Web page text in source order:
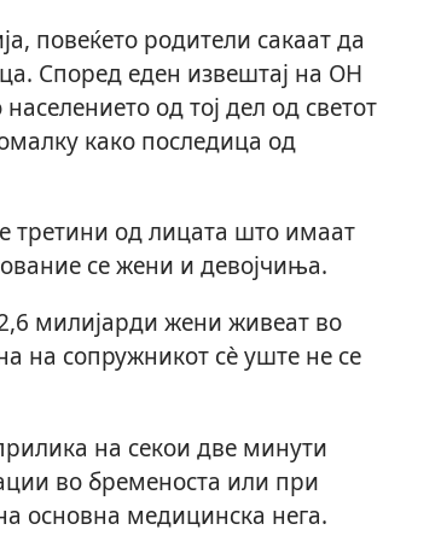
повеќето родители сакаат да
Според еден извештај на ОН
од тој дел од светот
како последица од
третини од лицата што имаат
се жени и девојчиња.
милијарди жени живеат во
на сопружникот сѐ уште не се
на секои две минути
во бременоста или при
основна медицинска нега.